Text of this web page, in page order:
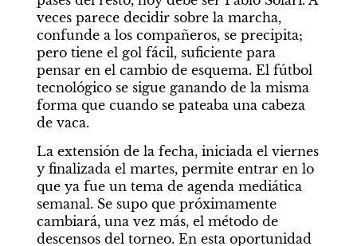
veces parece decidir sobre la marcha,
confunde a los compañeros, se precipita;
pero tiene el gol fácil, suficiente para
pensar en el cambio de esquema. El fútbol
tecnológico se sigue ganando de la misma
forma que cuando se pateaba una cabeza
de vaca.
La extensión de la fecha, iniciada el viernes
y finalizada el martes, permite entrar en lo
que ya fue un tema de agenda mediática
semanal. Se supo que próximamente
cambiará, una vez más, el método de
descensos del torneo. En esta oportunidad